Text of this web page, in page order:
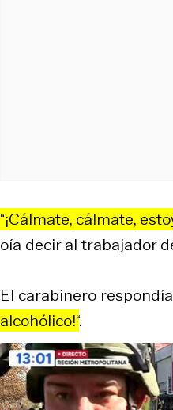
“¡Cálmate, cálmate,
oía decir al trabajador
El carabinero
alcohólico!“.